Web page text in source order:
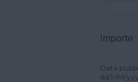
Importe :
Data
dd/MM/